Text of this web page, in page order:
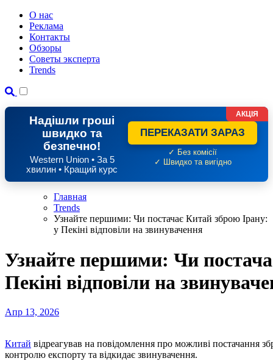
О нас
Реклама
Контакты
Обзоры
Советы эксперта
Trends
Надішли гроші
швидко та
безпечно!
Western Union • За 5
хвилин • Кращий курс
ПЕРЕКАЗАТИ ЗАРАЗ
✓ Без комісії
✓ Швидко та вигідно
АКЦІЯ
Главная
Trends
Узнайте першими: Чи постачає Китай зброю Ірану:
у Пекіні відповіли на звинувачення
Узнайте першими: Чи
Пекіні відповіли на
Апр 13, 2026
Китай відреагував на повідомлення про можливі постачання
контролю експорту та відкидає звинувачення.